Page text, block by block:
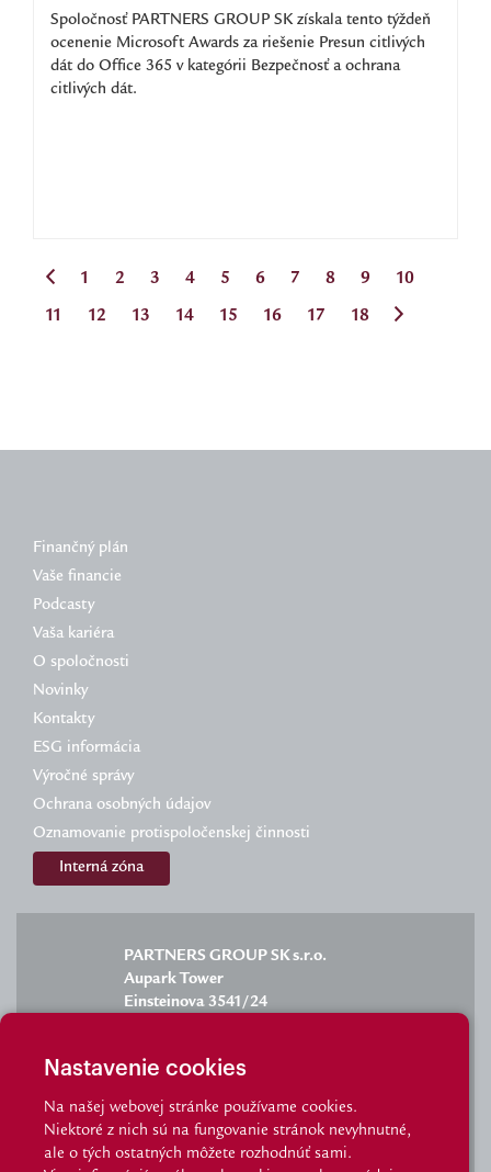
Nastavenie cookies
Na našej webovej stránke používame cookies.
Niektoré z nich sú na fungovanie stránok nevyhnutné,
ale o tých ostatných môžete rozhodnúť sami.
Spoločnosť PARTNERS GROUP SK získala tento týždeň
ocenenie Microsoft Awards za riešenie Presun citlivých
dát do Office 365 v kategórii Bezpečnosť a ochrana
citlivých dát.
1 2 3 4 5 6 7 8 9 10
11 12 13 14 15 16 17 18
Finančný plán
Vaše financie
Podcasty
Vaša kariéra
O spoločnosti
Novinky
Kontakty
ESG informácia
Výročné správy
Ochrana osobných údajov
Oznamovanie protispoločenskej činnosti
Interná zóna
PARTNERS GROUP SK s.r.o.
Aupark Tower
Einsteinova 3541/24
info@partnersgroup.sk